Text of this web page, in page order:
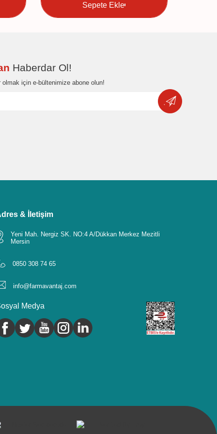
Sepete Ekle
Haberdar Ol!
için e-bültenimize abone olun!
& İletişim
Yeni Mah. Nergiz SK. NO:4 A/Dükkan Merkez Mezitli
Mersin
0850 308 74 65
info@farmavantaj.com
Medya